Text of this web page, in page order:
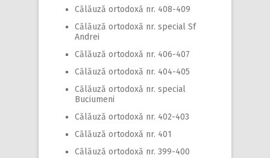
Călăuză ortodoxă nr. 408-409
Călăuză ortodoxă nr. special Sf
Andrei
Călăuză ortodoxă nr. 406-407
Călăuză ortodoxă nr. 404-405
Călăuză ortodoxă nr. special
Buciumeni
Călăuză ortodoxă nr. 402-403
Călăuză ortodoxă nr. 401
Călăuză ortodoxă nr. 399-400